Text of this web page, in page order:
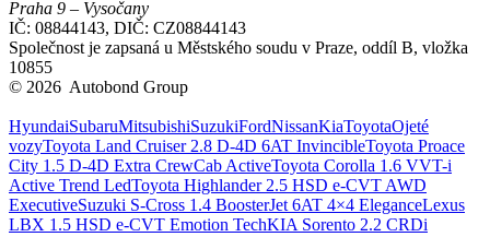
Praha 9 – Vysočany
IČ: 08844143, DIČ: CZ08844143
Společnost je zapsaná u Městského soudu v Praze, oddíl B, vložka
10855
© 2026 Autobond Group
HyundaiSubaruMitsubishiSuzukiFordNissanKiaToyotaOjeté
vozyToyota Land Cruiser 2.8 D-4D 6AT InvincibleToyota Proace
City 1.5 D-4D Extra CrewCab ActiveToyota Corolla 1.6 VVT-i
Active Trend LedToyota Highlander 2.5 HSD e-CVT AWD
ExecutiveSuzuki S-Cross 1.4 BoosterJet 6AT 4×4 EleganceLexus
LBX 1.5 HSD e-CVT Emotion TechKIA Sorento 2.2 CRDi